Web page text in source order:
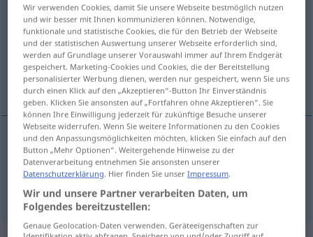
Lastwagenm
Übersicht aller Übersetzungen
(Für mehr Details die Übersetzung anklicken/antippen)
грузовой автомобиль, грузовик
грузовойавтомобиль Lastwagen
грузовик Lastwagen
Wir verwenden Cookies, damit Sie unsere Webseite bestmöglich nutzen
und wir besser mit Ihnen kommunizieren können. Notwendige,
funktionale und statistische Cookies, die für den Betrieb der Webseite
und der statistischen Auswertung unserer Webseite erforderlich sind,
werden auf Grundlage unserer Vorauswahl immer auf Ihrem Endgerät
gespeichert. Marketing-Cookies und Cookies, die der Bereitstellung
personalisierter Werbung dienen, werden nur gespeichert, wenn Sie uns
durch einen Klick auf den „Akzeptieren“-Button Ihr Einverständnis
geben. Klicken Sie ansonsten auf „Fortfahren ohne Akzeptieren“. Sie
können Ihre Einwilligung jederzeit für zukünftige Besuche unserer
Webseite widerrufen. Wenn Sie weitere Informationen zu den Cookies
und den Anpassungsmöglichkeiten möchten, klicken Sie einfach auf den
Button „Mehr Optionen“. Weitergehende Hinweise zu der
Datenverarbeitung entnehmen Sie ansonsten unserer
Datenschutzerklärung. Hier finden Sie unserImpressum.
Wir und unsere Partner verarbeiten Daten, um
Folgendes bereitzustellen:
Genaue Geolocation-Daten verwenden. Geräteeigenschaften zur